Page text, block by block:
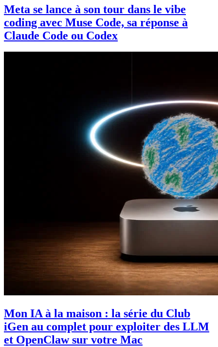
Meta se lance à son tour dans le vibe
coding avec Muse Code, sa réponse à
Claude Code ou Codex
Mon IA à la maison : la série du Club
iGen au complet pour exploiter des LLM
et OpenClaw sur votre Mac